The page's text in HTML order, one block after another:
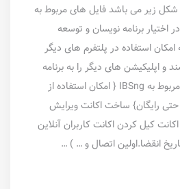
زیر می باشد فایل های مربوط به
برنامه نویسان و توسعه
استفاده در پلتفرم های دیگر
اپلیکیشن های دیگر را به برنامه
نویسان می دهد عملیات مربوط به IBSng { امکان استفاده از
تمامی نسخه های IBSng حتی رایگان} ساخت اکانت ویرایش
کیل کردن اکانت کاربران آنلاین
انقضا.اولین اتصال و … ) …